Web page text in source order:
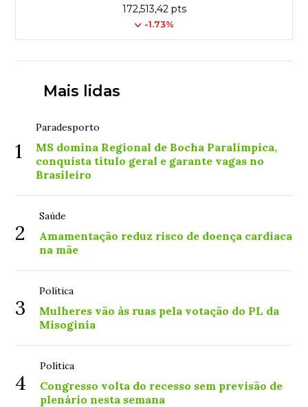
172,513,42 pts
-1.73%
Mais lidas
1
Paradesporto
MS domina Regional de Bocha Paralímpica,
conquista título geral e garante vagas no
Brasileiro
2
Saúde
Amamentação reduz risco de doença cardíaca
na mãe
3
Política
Mulheres vão às ruas pela votação do PL da
Misoginia
4
Política
Congresso volta do recesso sem previsão de
plenário nesta semana